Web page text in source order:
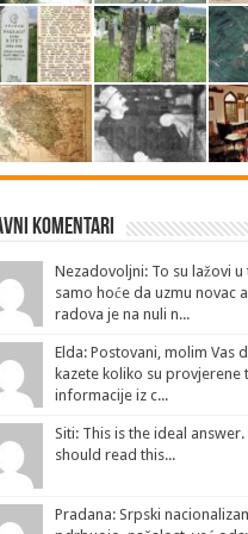
Komentari
Nezadovoljni: To su lažovi
samo hoće da uzmu novac
radova je na nuli n...
Elda: Postovani, molim Vas
kazete koliko su provjerene
informacije iz c...
Siti: This is the ideal answer.
should read this...
Pradana: Srpski